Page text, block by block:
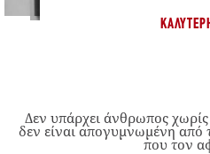
Δεν υπάρχει άνθρωπος χωρίς
δεν είναι απογυμνωμένη από
που τον